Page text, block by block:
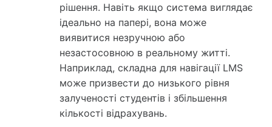
рішення. Навіть якщо система виглядає
ідеально на папері, вона може
виявитися незручною або
незастосовною в реальному житті.
Наприклад, складна для навігації LMS
може призвести до низького рівня
залученості студентів і збільшення
кількості відрахувань.